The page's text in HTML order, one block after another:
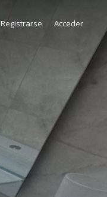
Registrarse Acceder